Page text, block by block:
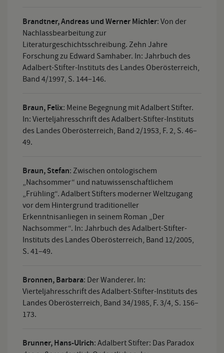
Brandtner, Andreas und Werner Michler: Von der
Nachlassbearbeitung zur
Literaturgeschichtsschreibung. Zehn Jahre
Forschung zu Edward Samhaber. In: Jahrbuch des
Adalbert-Stifter-Instituts des Landes Oberösterreich,
Band 4/1997, S. 144–146.
Braun, Felix: Meine Begegnung mit Adalbert Stifter.
In: Vierteljahresschrift des Adalbert-Stifter-Instituts
des Landes Oberösterreich, Band 2/1953, F. 2, S. 46–
49.
Braun, Stefan: Zwischen ontologischem
„Nachsommer“ und natuwissenschaftlichem
„Frühling“. Adalbert Stifters moderner Weltzugang
vor dem Hintergrund traditioneller
Erkenntnisanliegen in seinem Roman „Der
Nachsommer“. In: Jahrbuch des Adalbert-Stifter-
Instituts des Landes Oberösterreich, Band 12/2005,
S. 41–49.
Bronnen, Barbara: Der Wanderer. In:
Vierteljahresschrift des Adalbert-Stifter-Instituts des
Landes Oberösterreich, Band 34/1985, F. 3/4, S. 156–
173.
Brunner, Hans-Ulrich: Adalbert Stifter: Das Paradox